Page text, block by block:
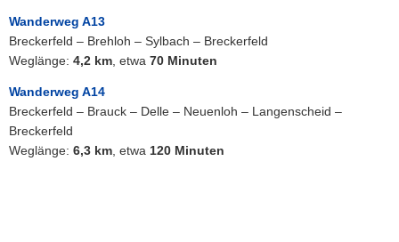
Wanderweg A13
Breckerfeld – Brehloh – Sylbach – Breckerfeld
Weglänge: 4,2 km , etwa 70 Minuten
Wanderweg A14
Breckerfeld – Brauck – Delle – Neuenloh – Langenscheid –
Breckerfeld
Weglänge: 6,3 km, etwa 120 Minuten